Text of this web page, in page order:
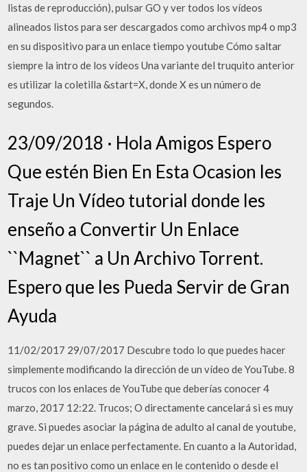
listas de reproducción), pulsar GO y ver todos los vídeos
alineados listos para ser descargados como archivos mp4 o mp3
en su dispositivo para un enlace tiempo youtube Cómo saltar
siempre la intro de los vídeos Una variante del truquito anterior
es utilizar la coletilla &start=X, donde X es un número de
segundos.
23/09/2018 · Hola Amigos Espero
Que estén Bien En Esta Ocasion les
Traje Un Vídeo tutorial donde les
enseño a Convertir Un Enlace
``Magnet`` a Un Archivo Torrent.
Espero que les Pueda Servir de Gran
Ayuda
11/02/2017 29/07/2017 Descubre todo lo que puedes hacer
simplemente modificando la dirección de un vídeo de YouTube. 8
trucos con los enlaces de YouTube que deberías conocer 4
marzo, 2017 12:22. Trucos; O directamente cancelará si es muy
grave. Si puedes asociar la página de adulto al canal de youtube,
puedes dejar un enlace perfectamente. En cuanto a la Autoridad,
no es tan positivo como un enlace en le contenido o desde el